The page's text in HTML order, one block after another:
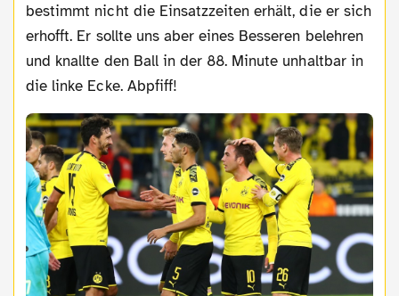
bestimmt nicht die Einsatzzeiten erhält, die er sich
erhofft. Er sollte uns aber eines Besseren belehren
und knallte den Ball in der 88. Minute unhaltbar in
die linke Ecke. Abpfiff!